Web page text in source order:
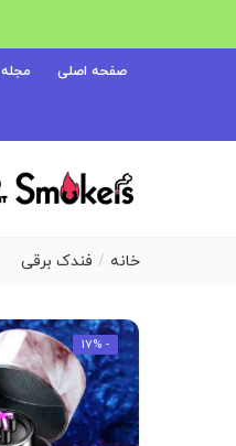
صفحه اصلی مجله
خانه فندک برقی
- 17%